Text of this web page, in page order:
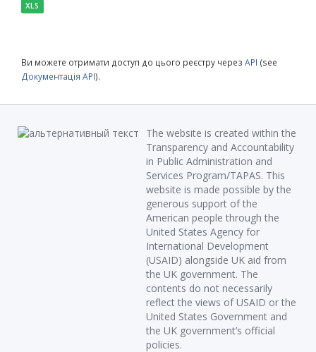
XLS
Ви можете отримати доступ до цього реєстру через API (see
Документація API).
The website is created within the
Transparency and Accountability
in Public Administration and
Services Program/TAPAS. This
website is made possible by the
generous support of the
American people through the
United States Agency for
International Development
(USAID) alongside UK aid from
the UK government. The
contents do not necessarily
reflect the views of USAID or the
United States Government and
the UK government’s official
policies.